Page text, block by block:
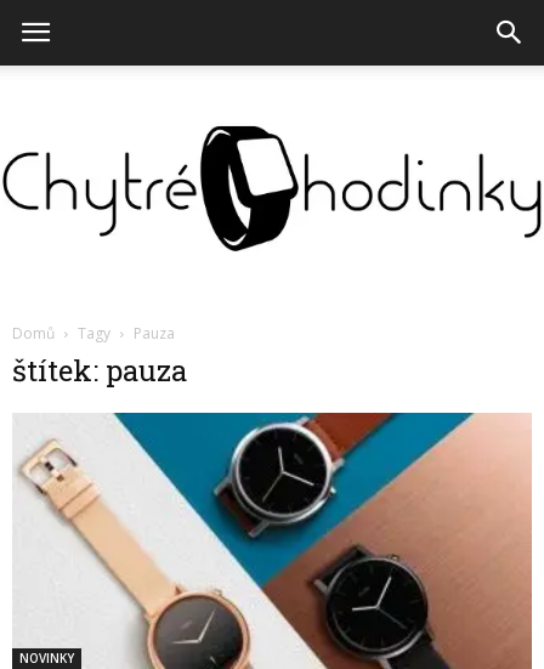
hodinky
Domů Tagy Pauza
štítek: pauza
NOVINKY